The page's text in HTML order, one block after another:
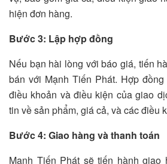
hiện đơn hàng.
Bước 3: Lập hợp đồng
Nếu bạn hài lòng với báo giá, tiến
bán với Mạnh Tiến Phát. Hợp
điều khoản và điều kiện của giao
tin về sản phẩm, giá cả, và các điều
Bước 4: Giao hàng và thanh toán
Mạnh Tiến Phát sẽ tiến hành giao